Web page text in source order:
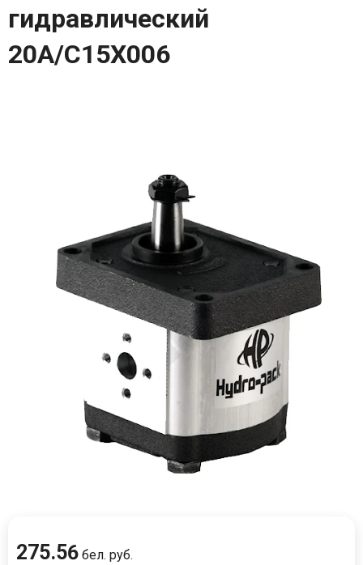
гидравлический
20A/C15X006
275.56 бел. руб.